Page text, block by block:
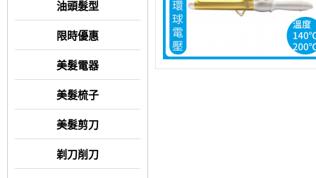
油頭髮型
限時優惠
美髮電器
美髮梳子
美髮剪刀
剃刀削刀